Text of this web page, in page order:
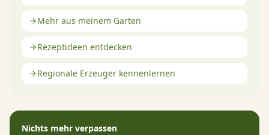
Mehr aus meinem Garten
Rezeptideen entdecken
Regionale Erzeuger kennenlernen
Nichts mehr verpassen